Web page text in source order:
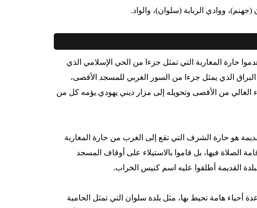
ووادي الربابة (سلوان)، والواد.
الصهاينة للبلدة القديمة في القدس عام 1967م، هدموا حارة المغاربة التي تمثل جزءا من الحي الإسلامي الذي
الذي يمثل جزءا من السور الغربي للمسجد الأقصى،
الغالي من الأقصى وتحويله إلى مزار ديني يهودي يؤمه كل من
هو حارة الشرف التي تقع إلى الغرب من حارة المغاربة
الصلاة فيها، بل قاموا بالاستيلاء على أوقاف المسجد
القديمة أطلقوا عليه اسم كنيس الخراب.
هامة تحيط بها، مثل بلدة سلوان التي تمثل الحامية